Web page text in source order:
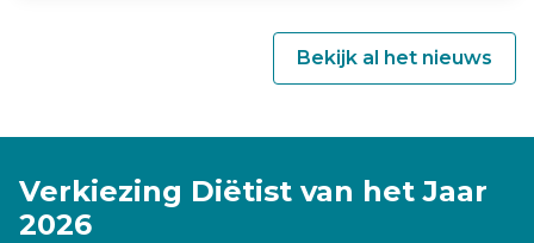
Bekijk al het nieuws
Verkiezing Diëtist van het Jaar
2026